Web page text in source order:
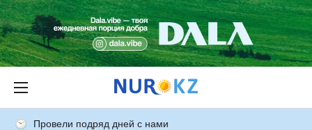
Провели подряд дней с нами